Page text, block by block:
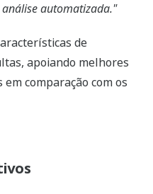
automatizada."
de
apoiando melhores
comparação com os